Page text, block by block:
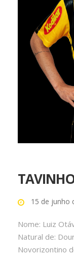
15 de junho
Nome: Luiz
Natural de:
Novorizontino